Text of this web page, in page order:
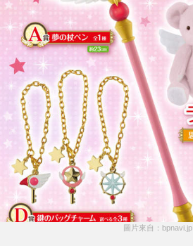
圖片來自：bpnavi.jp